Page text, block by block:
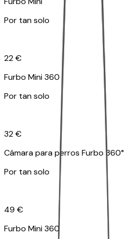
Por tan solo
22 €
Furbo Mini 360
Por tan solo
32 €
Cámara para perros Furbo 360°
Por tan solo
49 €
Furbo Mini 360